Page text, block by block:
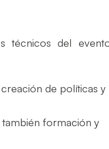
técnicos del
de políticas y
formación y